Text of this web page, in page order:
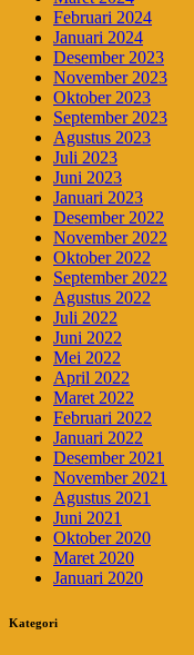
Februari 2024
Januari 2024
Desember 2023
November 2023
Oktober 2023
September 2023
Agustus 2023
Juli 2023
Juni 2023
Januari 2023
Desember 2022
November 2022
Oktober 2022
September 2022
Agustus 2022
Juli 2022
Juni 2022
Mei 2022
April 2022
Maret 2022
Februari 2022
Januari 2022
Desember 2021
November 2021
Agustus 2021
Juni 2021
Oktober 2020
Maret 2020
Januari 2020
Kategori